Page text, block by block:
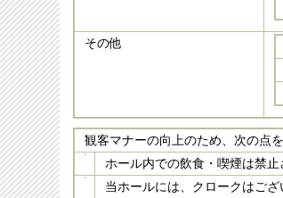
その他
観客マナーの向上のため、次の点
ホール内での飲食・喫煙は禁
当ホールには、クロークはご